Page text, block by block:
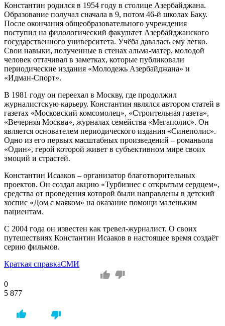
Константин родился в 1954 году в столице Азербайджана.
Образование получал сначала в 9, потом 46-й школах Баку.
После окончания общеобразовательного учреждения
поступил на филологический факультет Азербайджанского
государственного университета. Учёба давалась ему легко.
Свои навыки, полученные в стенах альма-матер, молодой
человек оттачивал в заметках, которые публиковали
периодические издания «Молодежь Азербайджана» и
«Идман-Спорт».
В 1981 году он переехал в Москву, где продолжил
журналистскую карьеру. Константин являлся автором статей в
газетах «Московский комсомолец», «Строительная газета»,
«Вечерняя Москва», журналах семейства «Мегаполис». Он
является основателем периодического издания «Синеполис».
Одно из его первых масштабных произведений – романьола
«Один», герой которой живет в субъективном мире своих
эмоций и страстей.
Константин Исааков – организатор благотворительных
проектов. Он создал акцию «Турбизнес с открытым сердцем»,
средства от проведения которой были направлены в детский
хоспис «Дом с маяком» на оказание помощи маленьким
пациентам.
С 2004 года он известен как тревел-журналист. О своих
путешествиях Константин Исааков в настоящее время создаёт
серию фильмов.
Краткая справкаСМИ
0
5 877